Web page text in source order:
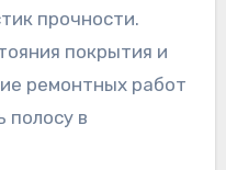
прочности.
покрытия и
ремонтных работ
полосу в